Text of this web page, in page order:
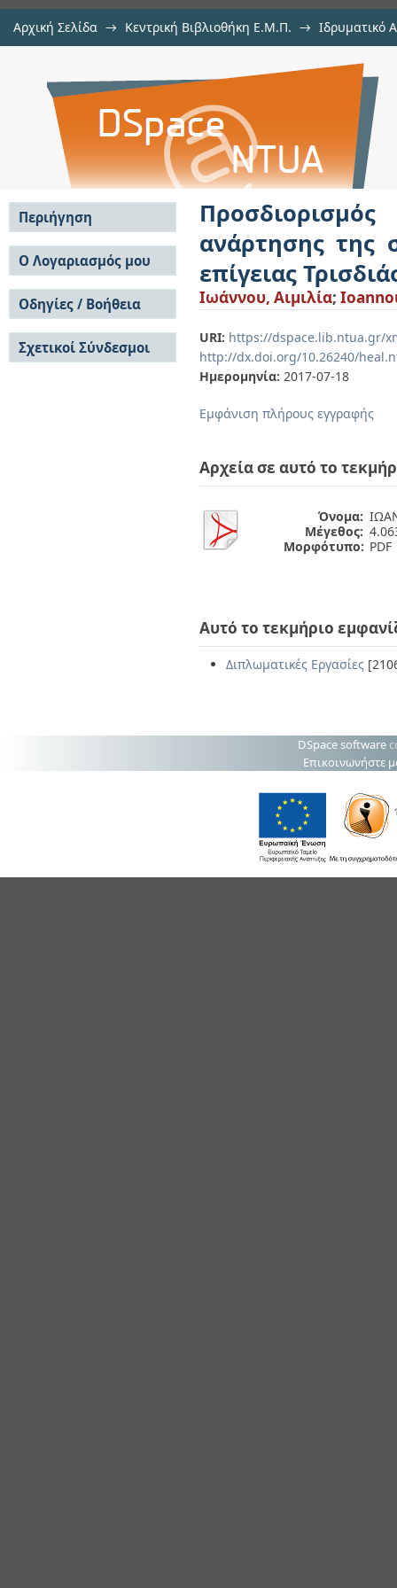
Αρχική Σελίδα → Κεντρική Βιβλιοθήκη Ε.Μ.Π. → Ιδρυματικό
Προσδιορισμός της
ΣΕΦ με χρήση τεχνολογίας
ανάρτησης της
επίγειας
Ιωάννου, Αιμιλία;
URI: https://dspace.lib.ntua.gr/
http://dx.doi.org/10.26240/
Ημερομηνία: 2017-07-18
Εμφάνιση πλήρους εγγραφής
Αρχεία σε αυτό το
Όνομα:
Μέγεθος:
Μορφότυπο: PDF
Αυτό το τεκμήριο
Διπλωματικές Εργασίες
Περιήγηση
Σε όλο το DSpace
Κοινότητες & Συλλογές
Ανά Ημερομηνία
Έκδοσης
Συγγραφείς
Τίτλοι
Θέματα
Ο Λογαριασμός μου
Σύνδεση
Εγγραφή
Οδηγίες / Βοήθεια
Οδηγίες Υποβολής
Οδηγίες Χρήσης ΙΑ
Συχνές Ερωτήσεις
Σχετικοί Σύνδεσμοι
DSpace software
Επικοινωνήστε